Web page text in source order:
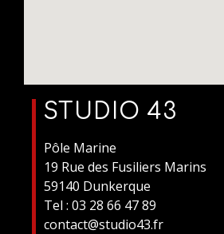
STUDIO 43
Pôle Marine
19 Rue des Fusiliers Marins
59140 Dunkerque
Tel : 03 28 66 47 89
contact@studio43.fr